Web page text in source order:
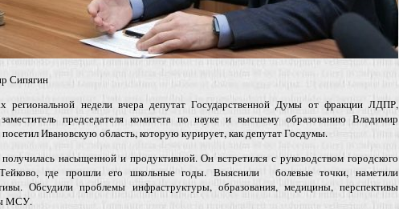
Сипягин
региональной недели вчера депутат Государственной Думы от фракции ЛДПР,
председателя комитета по науке и высшему образованию Владимир
Ивановскую область, которую курирует, как депутат Госдумы.
насыщенной и продуктивной. Он встретился с руководством городского
где прошли его школьные годы. Выяснили болевые точки, наметили
Обсудили проблемы инфраструктуры, образования, медицины, перспективы
МСУ.